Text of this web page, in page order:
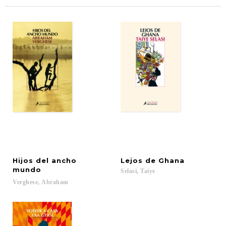
Hijos del ancho
mundo
Verghese, Abraham
Lejos de Ghana
Selasi, Taiye